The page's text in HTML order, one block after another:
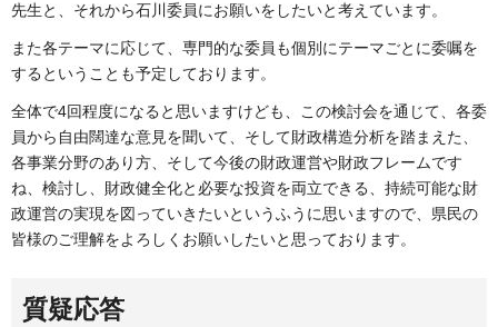
先生と、それから石川委員にお願いをしたいと考えています。
また各テーマに応じて、専門的な委員も個別にテーマごとに委嘱を
するということも予定しております。
全体で4回程度になると思いますけども、この検討会を通じて、各委
員から自由闊達な意見を聞いて、そして財政構造分析を踏まえた、
各事業分野のあり方、そして今後の財政運営や財政フレームです
ね、検討し、財政健全化と必要な投資を両立できる、持続可能な財
政運営の実現を図っていきたいというふうに思いますので、県民の
皆様のご理解をよろしくお願いしたいと思っております。
質疑応答